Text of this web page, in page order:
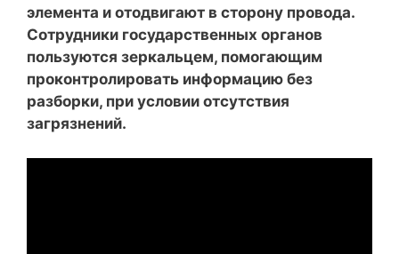
элемента и отодвигают в сторону провода.
Сотрудники государственных органов
пользуются зеркальцем, помогающим
проконтролировать информацию без
разборки, при условии отсутствия
загрязнений.